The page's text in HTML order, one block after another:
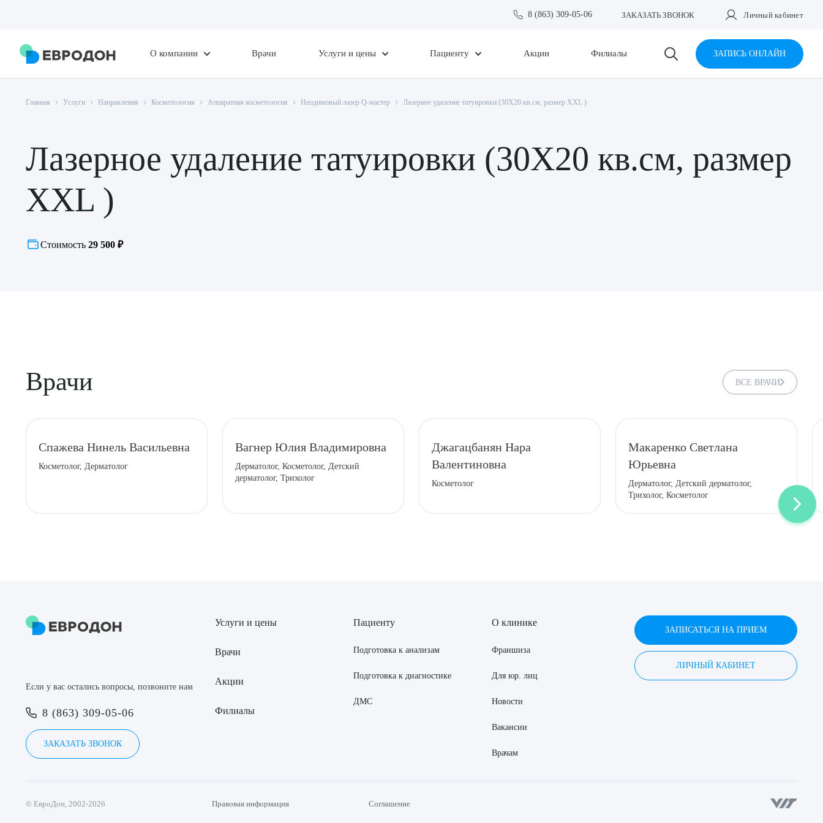
8 (863) 309-05-06 ЗАКАЗАТЬ ЗВОНОК Личный кабинет
О компании Врачи Услуги и цены Пациенту Акции Филиалы ЗАПИСЬ ОНЛАЙН
Главная Услуги Направления Косметология Аппаратная косметология Неодимовый лазер Q-мастер Лазерное удаление татуировки (30Х20 кв.см, размер XXL )
Лазерное удаление татуировки (30Х20 кв.см, размер
XXL )
Стоимость 29 500 ₽
Врачи ВСЕ ВРАЧИ
Спажева Нинель Васильевна
Косметолог, Дерматолог
Вагнер Юлия Владимировна
Дерматолог, Косметолог, Детский
дерматолог, Трихолог
Джагацбанян Нара
Валентиновна
Косметолог
Макаренко Светлана
Юрьевна
Дерматолог, Детский дерматолог,
Трихолог, Косметолог
Если у вас остались вопросы, позвоните нам
8 (863) 309-05-06
ЗАКАЗАТЬ ЗВОНОК
Услуги и цены
Врачи
Акции
Филиалы
Пациенту
Подготовка к анализам
Подготовка к диагностике
ДМС
О клинике
Франшиза
Для юр. лиц
Новости
Вакансии
Врачам
ЗАПИСАТЬСЯ НА ПРИЕМ
ЛИЧНЫЙ КАБИНЕТ
© ЕвроДон, 2002-2026 Правовая информация Соглашение
Я даю согласие на
Выберите сопутствующую услугу